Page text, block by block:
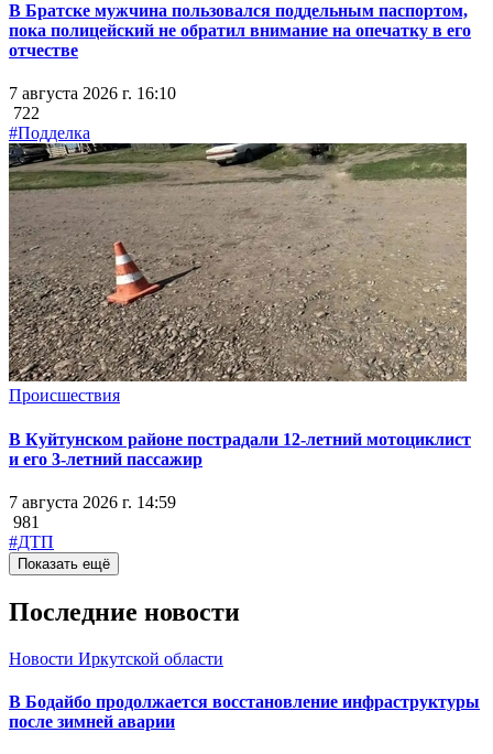
В Братске мужчина пользовался поддельным паспортом,
пока полицейский не обратил внимание на опечатку в его
отчестве
7 августа 2026 г. 16:10
722
#Подделка
Происшествия
В Куйтунском районе пострадали 12-летний мотоциклист
и его 3-летний пассажир
7 августа 2026 г. 14:59
981
#ДТП
Показать ещё
Последние новости
Новости Иркутской области
В Бодайбо продолжается восстановление инфраструктуры
после зимней аварии